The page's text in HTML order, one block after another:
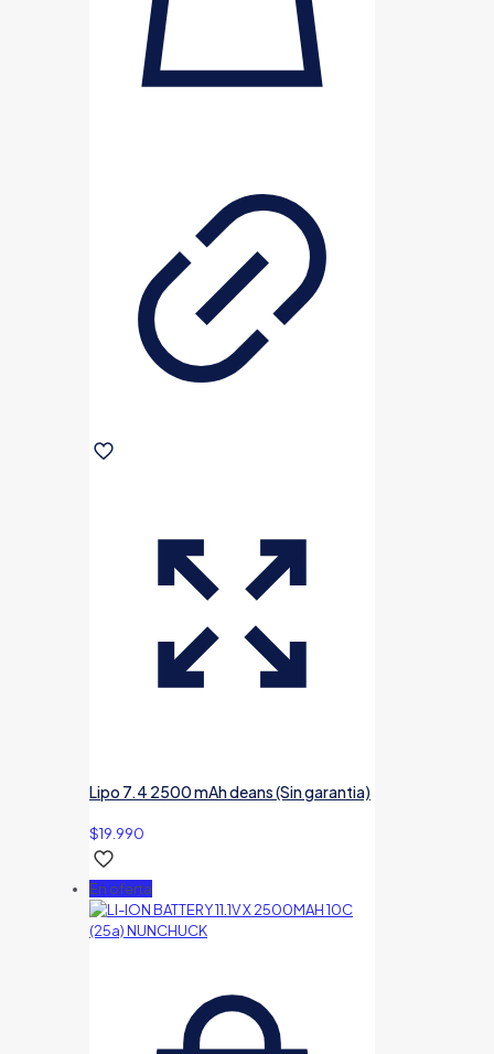
Lipo 7.4 2500 mAh deans (Sin garantia)
$19.990
En oferta